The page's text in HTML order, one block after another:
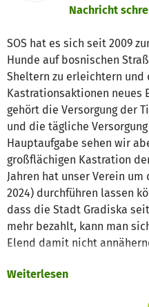
Nachricht
SOS hat es sich seit 2009
Hunde auf bosnischen
Sheltern zu erleichtern und
Kastrationsaktionen neues
gehört die Versorgung der
und die tägliche
Hauptaufgabe sehen wir
großflächigen Kastration
Jahren hat unser Verein
2024) durchführen lassen
dass die Stadt Gradiska
mehr bezahlt, kann man
Elend damit nicht
Weiterlesen